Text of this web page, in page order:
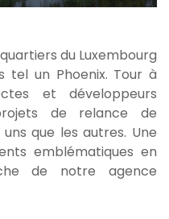
du Luxembourg
tel un Phoenix. Tour à
et développeurs
de relance de
que les autres. Une
emblématiques en
de notre agence